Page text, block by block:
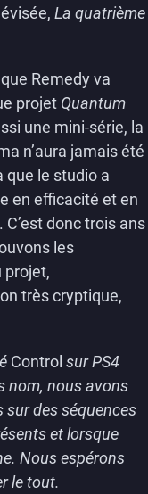
La quatrième
Remedy va
projet Quantum
une mini-série, la
n’aura jamais été
que le studio a
en efficacité et en
donc trois ans
les
projet,
très cryptique,
Control sur PS4
nom, nous avons
des séquences
et lorsque
Nous espérons
le tout.